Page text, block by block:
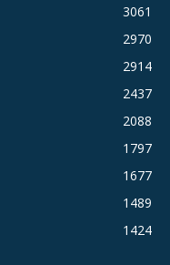
3061
2970
2914
2437
2088
1797
1677
1489
1424